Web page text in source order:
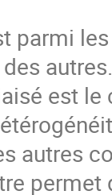
parmi
est le
autres
permet